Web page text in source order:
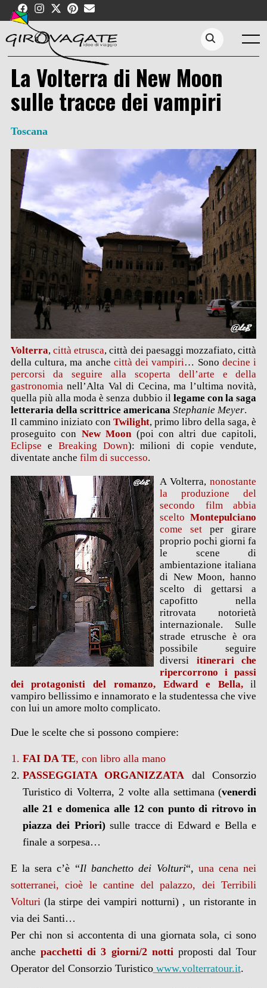
Skip
content
Menu
Search...
La Volterra di New Moon
sulle tracce dei vampiri
Toscana
Volterra, città etrusca, città dei paesaggi mozzafiato, città
della cultura, ma anche città dei vampiri… Sonodecine i
percorsi da seguire alla scoperta dell’arte e della
gastronomianell’Alta Val di Cecina, ma l’ultima novità,
quella più alla moda è senza dubbio il legame con la saga
letteraria della scrittrice americana Stephanie Meyer.
Il cammino iniziato con Twilight, primo libro della saga, è
proseguito con New Moon(poi con altri due capitoli,
Eclipse e Breaking Down): milioni di copie vendute,
diventate anche film di successo.
A Volterra,nonostante
la produzione del
secondo film abbia
sceltoMontepulciano
come setper girare
proprio pochi giorni fa
le scene di
ambientazione italiana
di New Moon, hanno
scelto di gettarsi a
capofitto nella
ritrovata notorietà
internazionale. Sulle
strade etrusche è ora
possibile seguire
diversiitinerari che
ripercorrono i passi
dei protagonisti del romanzo, Edward e Bella,il
vampiro bellissimo e innamorato e la studentessa che vive
con lui un amore molto complicato.
Due le scelte che si possono compiere:
FAI DA TE, con libro alla mano
PASSEGGIATA ORGANIZZATA
dal Consorzio
Turistico di Volterra, 2 volte alla settimana (venerdi
alle 21 e domenica alle 12 con punto di ritrovo in
piazza dei Priori)sulle tracce di Edward e Bella e
finale a sorpesa…
E la sera c’è “Il banchetto dei Volturi“, una cena nei
sotterranei, cioè le cantine del palazzo, dei Terribili
Volturi(la stirpe dei vampiri notturni) , un ristorante in
via dei Santi…
Per chi non si accontenta di una giornata sola, ci sono
anche pacchetti di 3 giorni/2 notti proposti dal Tour
Operator del Consorzio Turisticowww.volterratour.it.